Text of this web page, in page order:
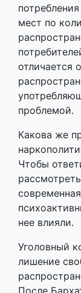
мест по
отличается
проблемой.
Какова же
Чтобы
нее влияли.
Уголовный
лишение
После